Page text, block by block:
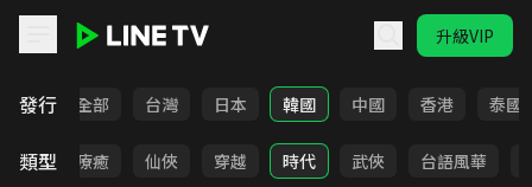
升級VIP
發行 全部 台灣 日本 韓國 中國 香港 泰國
類型
驚悚 療癒 仙俠 穿越 時代 武俠 台語風華